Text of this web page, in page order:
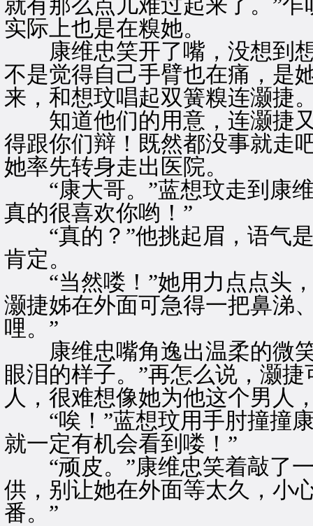
就有那么点儿难过起来了。”
实际上也是在糗她。
康维忠笑开了嘴，没想到想
不是觉得自己手臂也在痛，是
来，和想玟唱起双簧糗连灏捷
知道他们的用意，连灏捷又
得跟你们辩！既然都没事就走
她率先转身走出医院。
“康大哥。”蓝想玟走到康维
真的很喜欢你哟！”
“真的？”他挑起眉，语气是
肯定。
“当然喽！”她用力点点头，
灏捷姊在外面可急得一把鼻涕
哩。”
康维忠嘴角逸出温柔的微笑
眼泪的样子。”再怎么说，灏
人，很难想像她为他这个男人
“唉！”蓝想玟用手肘撞撞康
就一定有机会看到喽！”
“顽皮。”康维忠笑着敲了一
供，别让她在外面等太久，小
番。”